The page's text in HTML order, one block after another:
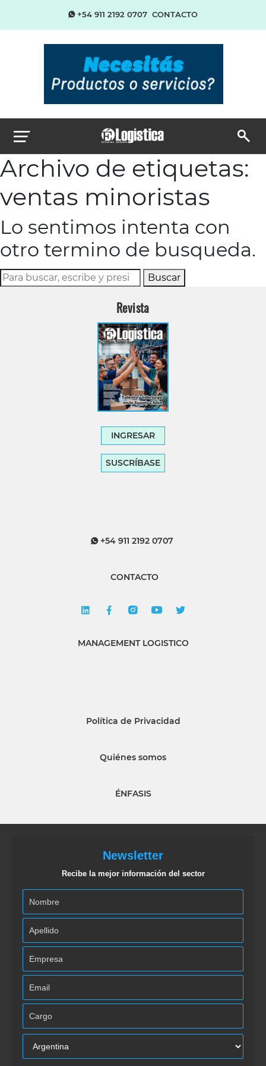
+54 911 2192 0707 CONTACTO
Archivo de etiquetas:
ventas minoristas
Lo sentimos intenta con
otro termino de busqueda.
Buscar
Revista
INGRESAR
SUSCRÍBASE
+54 911 2192 0707
CONTACTO
MANAGEMENT LOGISTICO
Política de Privacidad
Quiénes somos
ÉNFASIS
Newsletter
Recibe la mejor información del sector